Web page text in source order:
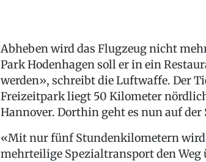
Abheben wird das Flugzeug nicht
Park Hodenhagen soll er in ein
werden», schreibt die Luftwaffe. Der
Freizeitpark liegt 50 Kilometer
Hannover. Dorthin geht es nun auf der
«Mit nur fünf Stundenkilometern wird
mehrteilige Spezialtransport den Weg